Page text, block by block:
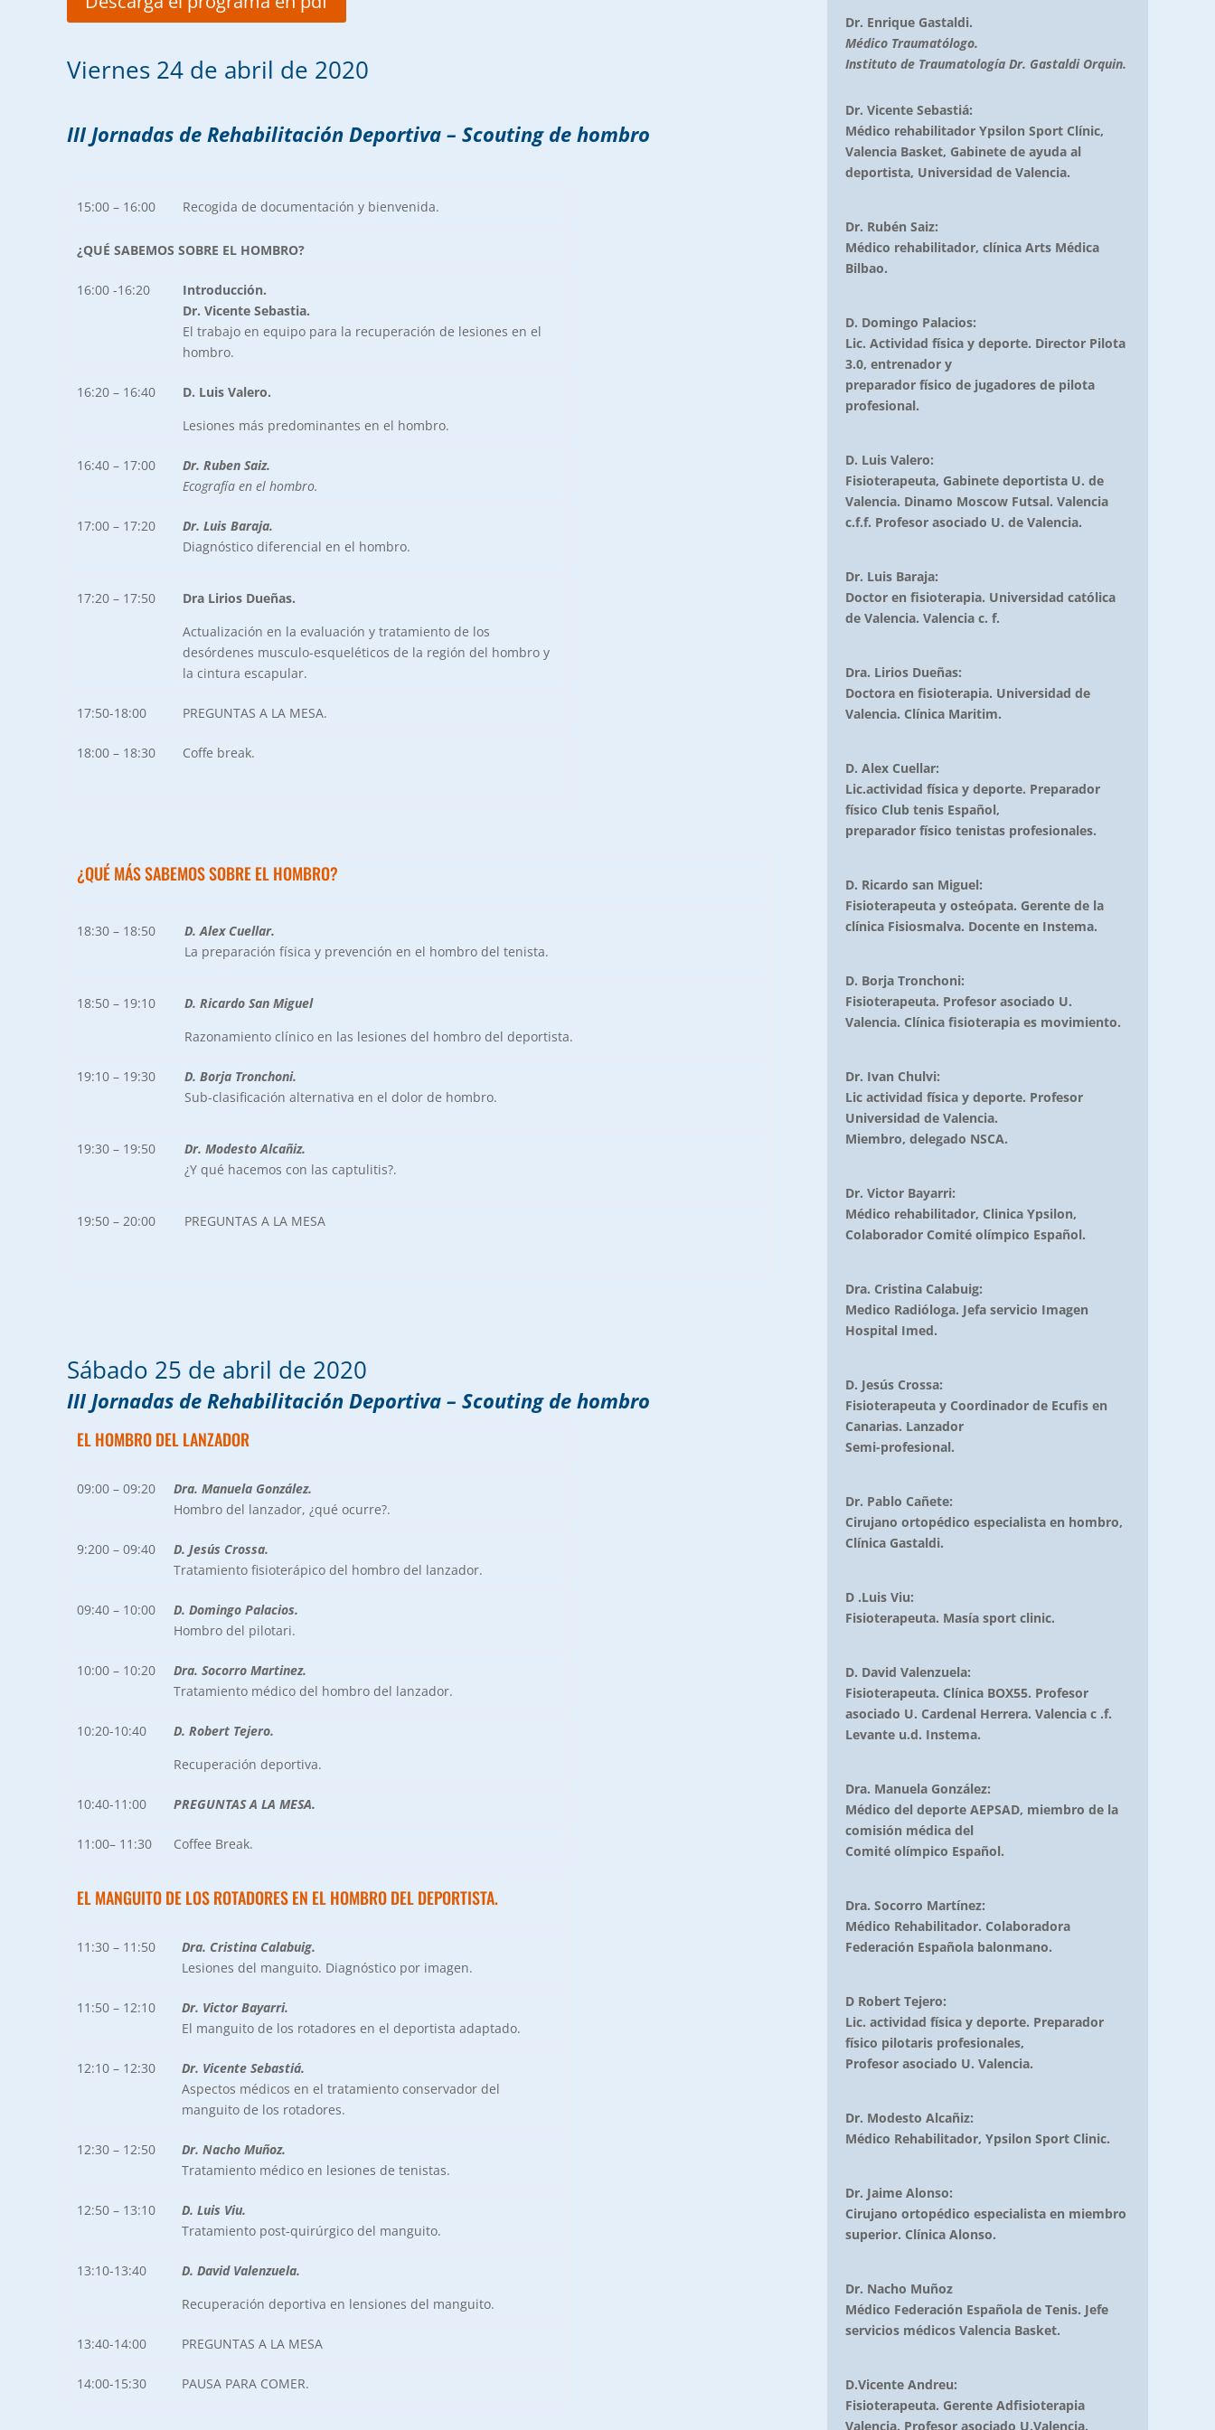
Viernes 24 de abril de 2020
III Jornadas de Rehabilitación Deportiva – Scouting de hombro
15:00 – 16:00 Recogida de documentación y bienvenida.
¿QUÉ SABEMOS SOBRE EL HOMBRO?
16:00 -16:20
Introducción.
Dr. Vicente Sebastia.
El trabajo en equipo para la recuperación de lesiones en el
hombro.
16:20 – 16:40
D. Luis Valero.
Lesiones más predominantes en el hombro.
16:40 – 17:00
Dr. Ruben Saiz.
Ecografía en el hombro.
17:00 – 17:20
Dr. Luis Baraja.
Diagnóstico diferencial en el hombro.
17:20 – 17:50
Dra Lirios Dueñas.
Actualización en la evaluación y tratamiento de los
desórdenes musculo-esqueléticos de la región del hombro y
la cintura escapular.
17:50-18:00 PREGUNTAS A LA MESA.
18:00 – 18:30 Coffe break.
¿QUÉ MÁS SABEMOS SOBRE EL HOMBRO?
18:30 – 18:50
D. Alex Cuellar.
La preparación física y prevención en el hombro del tenista.
18:50 – 19:10
D. Ricardo San Miguel
Razonamiento clínico en las lesiones del hombro del deportista.
19:10 – 19:30
D. Borja Tronchoni.
Sub-clasificación alternativa en el dolor de hombro.
19:30 – 19:50
Dr. Modesto Alcañiz.
¿Y qué hacemos con las captulitis?.
19:50 – 20:00 PREGUNTAS A LA MESA
Sábado 25 de abril de 2020
III Jornadas de Rehabilitación Deportiva – Scouting de hombro
EL HOMBRO DEL LANZADOR
09:00 – 09:20
Dra. Manuela González.
Hombro del lanzador, ¿qué ocurre?.
9:200 – 09:40
D. Jesús Crossa.
Tratamiento fisioterápico del hombro del lanzador.
09:40 – 10:00
D. Domingo Palacios.
Hombro del pilotari.
10:00 – 10:20
Dra. Socorro Martinez.
Tratamiento médico del hombro del lanzador.
10:20-10:40
D. Robert Tejero.
Recuperación deportiva.
10:40-11:00 PREGUNTAS A LA MESA.
11:00– 11:30 Coffee Break.
EL MANGUITO DE LOS ROTADORES EN EL HOMBRO DEL DEPORTISTA.
11:30 – 11:50
Dra. Cristina Calabuig.
Lesiones del manguito. Diagnóstico por imagen.
11:50 – 12:10
Dr. Victor Bayarri.
El manguito de los rotadores en el deportista adaptado.
12:10 – 12:30
Dr. Vicente Sebastiá.
Aspectos médicos en el tratamiento conservador del
manguito de los rotadores.
12:30 – 12:50
Dr. Nacho Muñoz.
Tratamiento médico en lesiones de tenistas.
12:50 – 13:10
D. Luis Viu.
Tratamiento post-quirúrgico del manguito.
13:10-13:40
D. David Valenzuela.
Recuperación deportiva en lensiones del manguito.
13:40-14:00 PREGUNTAS A LA MESA
14:00-15:30 PAUSA PARA COMER.
Dr. Enrique Gastaldi.
Médico Traumatólogo.
Instituto de Traumatología Dr. Gastaldi Orquin.
Dr. Vicente Sebastiá:
Médico rehabilitador Ypsilon Sport Clínic,
Valencia Basket, Gabinete de ayuda al
deportista, Universidad de Valencia.
Dr. Rubén Saiz:
Médico rehabilitador, clínica Arts Médica
Bilbao.
D. Domingo Palacios:
Lic. Actividad física y deporte. Director Pilota
3.0, entrenador y
preparador físico de jugadores de pilota
profesional.
D. Luis Valero:
Fisioterapeuta, Gabinete deportista U. de
Valencia. Dinamo Moscow Futsal. Valencia
c.f.f. Profesor asociado U. de Valencia.
Dr. Luis Baraja:
Doctor en fisioterapia. Universidad católica
de Valencia. Valencia c. f.
Dra. Lirios Dueñas:
Doctora en fisioterapia. Universidad de
Valencia. Clínica Maritim.
D. Alex Cuellar:
Lic.actividad física y deporte. Preparador
físico Club tenis Español,
preparador físico tenistas profesionales.
D. Ricardo san Miguel:
Fisioterapeuta y osteópata. Gerente de la
clínica Fisiosmalva. Docente en Instema.
D. Borja Tronchoni:
Fisioterapeuta. Profesor asociado U.
Valencia. Clínica fisioterapia es movimiento.
Dr. Ivan Chulvi:
Lic actividad física y deporte. Profesor
Universidad de Valencia.
Miembro, delegado NSCA.
Dr. Victor Bayarri:
Médico rehabilitador, Clinica Ypsilon,
Colaborador Comité olímpico Español.
Dra. Cristina Calabuig:
Medico Radióloga. Jefa servicio Imagen
Hospital Imed.
D. Jesús Crossa:
Fisioterapeuta y Coordinador de Ecufis en
Canarias. Lanzador
Semi-profesional.
Dr. Pablo Cañete:
Cirujano ortopédico especialista en hombro,
Clínica Gastaldi.
D .Luis Viu:
Fisioterapeuta. Masía sport clinic.
D. David Valenzuela:
Fisioterapeuta. Clínica BOX55. Profesor
asociado U. Cardenal Herrera. Valencia c .f.
Levante u.d. Instema.
Dra. Manuela González:
Médico del deporte AEPSAD, miembro de la
comisión médica del
Comité olímpico Español.
Dra. Socorro Martínez:
Médico Rehabilitador. Colaboradora
Federación Española balonmano.
D Robert Tejero:
Lic. actividad física y deporte. Preparador
físico pilotaris profesionales,
Profesor asociado U. Valencia.
Dr. Modesto Alcañiz:
Médico Rehabilitador, Ypsilon Sport Clinic.
Dr. Jaime Alonso:
Cirujano ortopédico especialista en miembro
superior. Clínica Alonso.
Dr. Nacho Muñoz
Médico Federación Española de Tenis. Jefe
servicios médicos Valencia Basket.
D.Vicente Andreu:
Fisioterapeuta. Gerente Adfisioterapia
Valencia. Profesor asociado U.Valencia.